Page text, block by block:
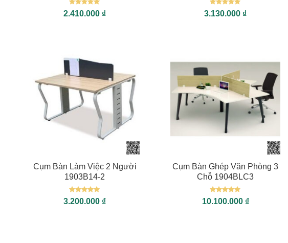
Được xếp
hạng55
2.410.000 ₫
Được xếp
hạng55
3.130.000 ₫
Cụm Bàn Làm Việc 2 Người
1903B14-2
Được xếp
hạng55
3.200.000 ₫
Cụm Bàn Ghép Văn Phòng 3
Chỗ 1904BLC3
Được xếp
hạng55
10.100.000 ₫